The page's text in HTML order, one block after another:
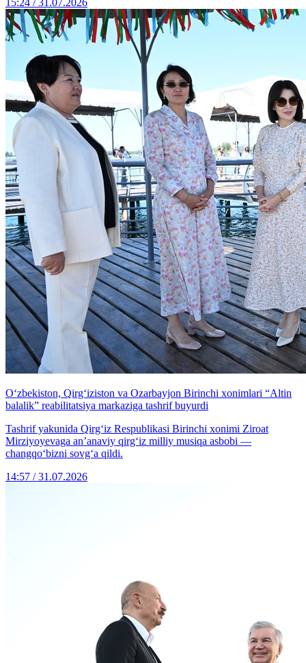
15:24 / 31.07.2026
O‘zbekiston, Qirg‘iziston va Ozarbayjon Birinchi xonimlari “Altin
balalik” reabilitatsiya markaziga tashrif buyurdi
Tashrif yakunida Qirg‘iz Respublikasi Birinchi xonimi Ziroat
Mirziyoyevaga an’anaviy qirg‘iz milliy musiqa asbobi —
changqo‘bizni sovg‘a qildi.
14:57 / 31.07.2026